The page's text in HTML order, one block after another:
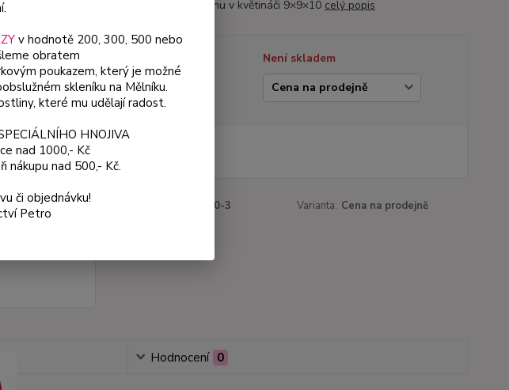
zakořeněnou rostlinu v květináči 9×9×10 celý popis
Není skladem
Varianta
3040-3 Varianta: Cena na prodejně
Hodnocení 0
v hodnotě 200, 300, 500 nebo
obratem
poukazem, který je možné
skleníku na Mělníku.
které mu udělají radost.
HNOJIVA
nad 1000,- Kč
nákupu nad 500,- Kč.
či objednávku!
Petro